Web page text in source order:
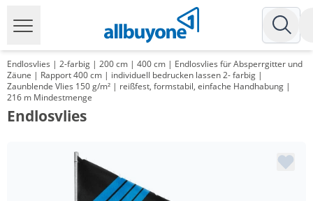
Endlosvlies | 2-farbig | 200 cm | 400 cm | Endlosvlies für Absperrgitter und
Zäune | Rapport 400 cm | individuell bedrucken lassen 2- farbig |
Zaunblende Vlies 150 g/m² | reißfest, formstabil, einfache Handhabung |
216 m Mindestmenge
Endlosvlies